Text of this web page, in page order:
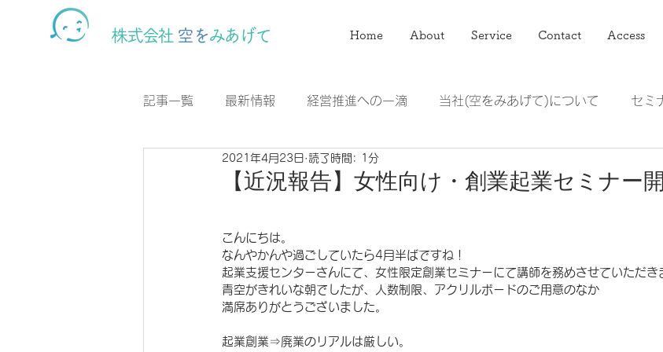
株式会社 空をみあげて Home About Service Contact Access
記事一覧 最新情報 経営推進への一滴 当社(空をみあげて)について セミ
CSR活動 カフェスナックアマレット
【近況報告】女性向け・創業起業セミナー
2021年4月23日 読了時間: 1分
こんにちは。
なんやかんや過ごしていたら4月半ばですね！
起業支援センターさんにて、女性限定創業セミナーにて講師を務めさせていただき
青空がきれいな朝でしたが、人数制限、アクリルボードのご用意のなか
満席ありがとうございました。
起業創業⇒廃業のリアルは厳しい。